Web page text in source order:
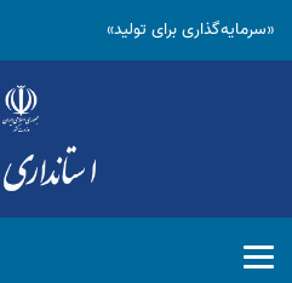
«سرمایه‌گذاری برای تولید»